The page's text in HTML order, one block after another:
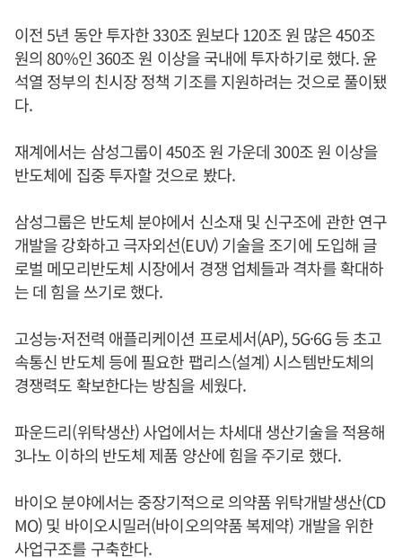
이전 5년 동안 투자한 330조 원보다 120조 원 많은 450조
원의 80%인 360조 원 이상을 국내에 투자하기로 했다. 윤
석열 정부의 친시장 정책 기조를 지원하려는 것으로 풀이됐
다.
재계에서는 삼성그룹이 450조 원 가운데 300조 원 이상을
반도체에 집중 투자할 것으로 봤다.
삼성그룹은 반도체 분야에서 신소재 및 신구조에 관한 연구
개발을 강화하고 극자외선(EUV) 기술을 조기에 도입해 글
로벌 메모리반도체 시장에서 경쟁 업체들과 격차를 확대하
는 데 힘을 쓰기로 했다.
고성능·저전력 애플리케이션 프로세서(AP), 5G·6G 등 초고
속통신 반도체 등에 필요한 팹리스(설계) 시스템반도체의
경쟁력도 확보한다는 방침을 세웠다.
파운드리(위탁생산) 사업에서는 차세대 생산기술을 적용해
3나노 이하의 반도체 제품 양산에 힘을 주기로 했다.
바이오 분야에서는 중장기적으로 의약품 위탁개발생산(CD
MO) 및 바이오시밀러(바이오의약품 복제약) 개발을 위한
사업구조를 구축한다.